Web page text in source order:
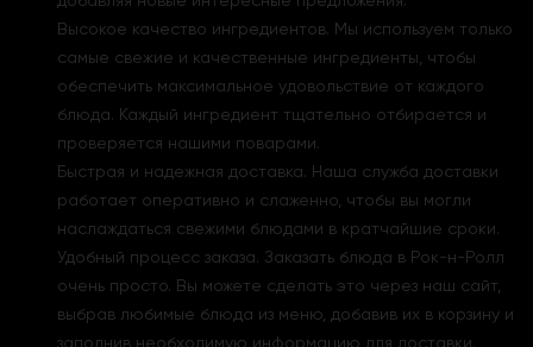
Высокое качество ингредиентов. Мы используем только
самые свежие и качественные ингредиенты, чтобы
обеспечить максимальное удовольствие от каждого
блюда. Каждый ингредиент тщательно отбирается и
проверяется нашими поварами.
Быстрая и надежная доставка. Наша служба доставки
работает оперативно и слаженно, чтобы вы могли
наслаждаться свежими блюдами в кратчайшие сроки.
Удобный процесс заказа. Заказать блюда в Рок-н-Ролл
очень просто. Вы можете сделать это через наш сайт,
выбрав любимые блюда из меню, добавив их в корзину и
заполнив необходимую информацию для доставки.